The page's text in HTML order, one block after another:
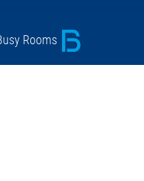
Rooms